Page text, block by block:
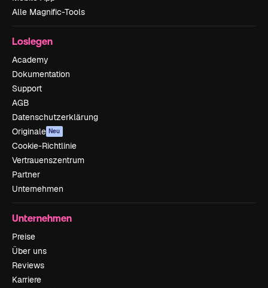
Alle Magnific-Tools
Loslegen
Academy
Dokumentation
Support
AGB
Datenschutzerklärung
Originale Neu
Cookie-Richtlinie
Vertrauenszentrum
Partner
Unternehmen
Unternehmen
Preise
Über uns
Reviews
Karriere